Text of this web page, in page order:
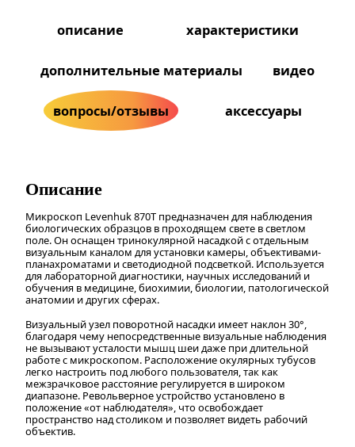
описание характеристики
дополнительные материалы видео
вопросы/отзывы аксессуары
Описание
Микроскоп Levenhuk 870T предназначен для наблюдения
биологических образцов в проходящем свете в светлом
поле. Он оснащен тринокулярной насадкой с отдельным
визуальным каналом для установки камеры, объективами-
планахроматами и светодиодной подсветкой. Используется
для лабораторной диагностики, научных исследований и
обучения в медицине, биохимии, биологии, патологической
анатомии и других сферах.
Визуальный узел поворотной насадки имеет наклон 30°,
благодаря чему непосредственные визуальные наблюдения
не вызывают усталости мышц шеи даже при длительной
работе с микроскопом. Расположение окулярных тубусов
легко настроить под любого пользователя, так как
межзрачковое расстояние регулируется в широком
диапазоне. Револьверное устройство установлено в
положение «от наблюдателя», что освобождает
пространство над столиком и позволяет видеть рабочий
объектив.